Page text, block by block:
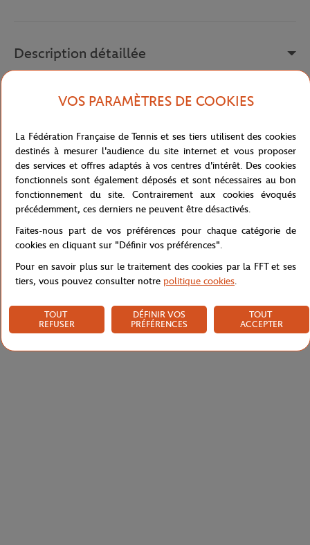
Description détaillée
Chaussures avec logo Lotto sur le côté extérieur.
Caractéristiques
Livraison et retours
VOS PARAMÈTRES DE COOKIES
La Fédération Française de Tennis et ses tiers utilisent des cookies
destinés à mesurer l'audience du site internet et vous proposer
des services et offres adaptés à vos centres d'intérêt. Des cookies
fonctionnels sont également déposés et sont nécessaires au bon
fonctionnement du site. Contrairement aux cookies évoqués
précédemment, ces derniers ne peuvent être désactivés.
Faites-nous part de vos préférences pour chaque catégorie de
cookies en cliquant sur "Définir vos préférences".
Pour en savoir plus sur le traitement des cookies par la FFT et ses
tiers, vous pouvez consulter notre politique cookies.
TOUT
REFUSER
DÉFINIR VOS
PRÉFÉRENCES
TOUT
ACCEPTER